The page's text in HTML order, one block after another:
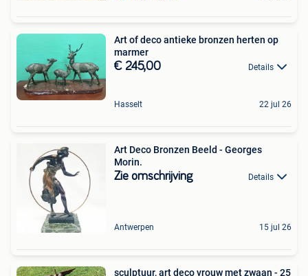
Art of deco antieke bronzen herten op
marmer
€ 245,00 Details
Hasselt 22 jul 26
Art Deco Bronzen Beeld - Georges
Morin.
Zie omschrijving Details
Antwerpen 15 jul 26
sculptuur, art deco vrouw met zwaan - 25